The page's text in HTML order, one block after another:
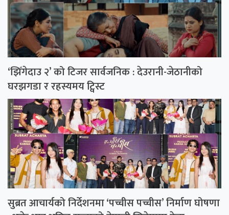
‘झिँगेदाउ २’ को टिजर सार्वजनिक : देउरानी-जेठानीको
घरझगडा र रहस्यमय ट्विस्ट
सुब्रत आचार्यको निर्देशनमा ‘पच्चीस पच्चीस’ निर्माण घोषणा